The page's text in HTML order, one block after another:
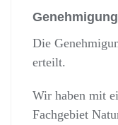
Die
erteilt.
Wir haben mit
Fachgebiet